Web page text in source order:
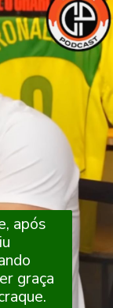
após
graça